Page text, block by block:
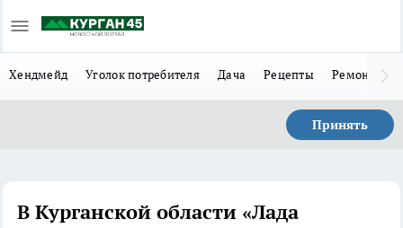
Хендмейд Уголок потребителя Дача Рецепты Ремонт
Принять
В Курганской области «Лада